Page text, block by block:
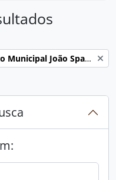
Coleção Especial Arquivo Histórico Municipal João Spadari Adami